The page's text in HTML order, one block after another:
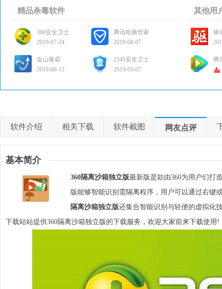
精品杀毒软件
360安全卫士
2019-07-24
腾讯电脑管家
2019-08-07
金山毒霸
2019-06-13
2345安全卫士
2019-05-07
其他用
驱
腾
软件介绍 相关下载 软件截图 网友点评
基本简介
360隔离沙箱独立版最新版是款由360为用户们打
版能够智能识别需隔离程序，用户可以通过右键
隔离沙箱独立版还集合智能识别与轻便的虚拟化
下载站站提供360隔离沙箱独立版的下载服务，欢迎大家前来下载使用!